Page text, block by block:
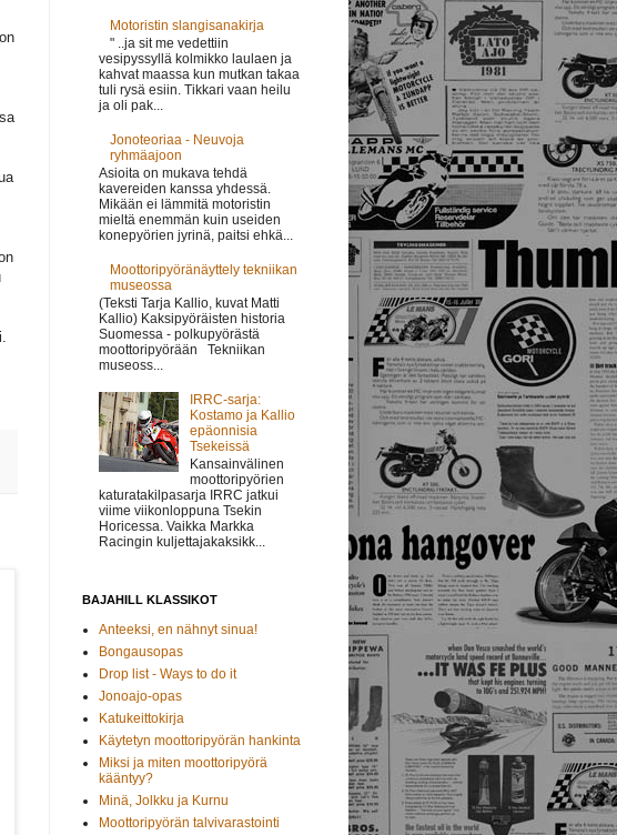
Motoristin slangisanakirja
" ..ja sit me vedettiin
vesipyssyllä kolmikko laulaen ja
kahvat maassa kun mutkan takaa
tuli rysä esiin. Tikkari vaan heilu
ja oli pak...
Jonoteoriaa - Neuvoja
ryhmäajoon
Asioita on mukava tehdä
kavereiden kanssa yhdessä.
Mikään ei lämmitä motoristin
mieltä enemmän kuin useiden
konepyörien jyrinä, paitsi ehkä...
Moottoripyöränäyttely tekniikan
museossa
(Teksti Tarja Kallio, kuvat Matti
Kallio) Kaksipyöräisten historia
Suomessa - polkupyörästä
moottoripyörään Tekniikan
museoss...
IRRC-sarja:
Kostamo ja Kallio
epäonnisia
Tsekeissä
Kansainvälinen
moottoripyörien
katuratakilpasarja IRRC jatkui
viime viikonloppuna Tsekin
Horicessa. Vaikka Markka
Racingin kuljettajakaksikk...
BAJAHILL KLASSIKOT
Anteeksi, en nähnyt sinua!
Bongausopas
Drop list - Ways to do it
Jonoajo-opas
Katukeittokirja
Käytetyn moottoripyörän hankinta
Miksi ja miten moottoripyörä
kääntyy?
Minä, Jolkku ja Kurnu
Moottoripyörän talvivarastointi